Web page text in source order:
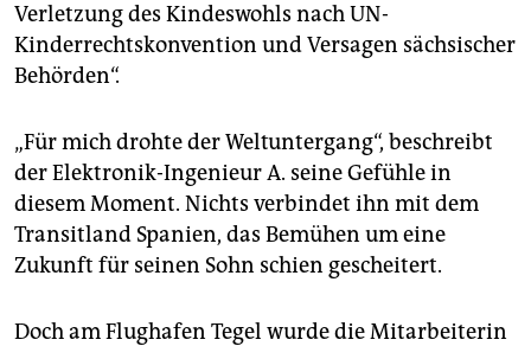
Verletzung des Kindeswohls nach UN-
Kinderrechtskonvention und Versagen sächsischer
Behörden“.
„Für mich drohte der Weltuntergang“, beschreibt
der Elektronik-Ingenieur A. seine Gefühle in
diesem Moment. Nichts verbindet ihn mit dem
Transitland Spanien, das Bemühen um eine
Zukunft für seinen Sohn schien gescheitert.
Doch am Flughafen Tegel wurde die Mitarbeiterin